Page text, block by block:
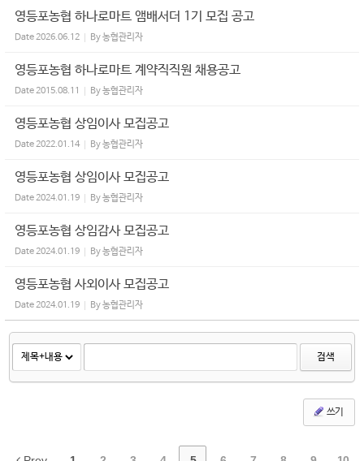
영등포농협 하나로마트 앰배서더 1기 모집 공고
Date2026.06.12 By농협관리자
영등포농협 하나로마트 계약직직원 채용공고
Date2015.08.11 By농협관리자
영등포농협 상임이사 모집공고
Date2022.01.14 By농협관리자
영등포농협 상임이사 모집공고
Date2024.01.19 By농협관리자
영등포농협 상임감사 모집공고
Date2024.01.19 By농협관리자
영등포농협 사외이사 모집공고
Date2024.01.19 By농협관리자
검색
쓰기